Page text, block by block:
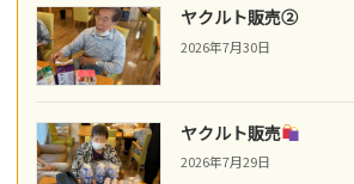
ヤクルト販売②
2026年7月30日
ヤクルト販売
2026年7月29日